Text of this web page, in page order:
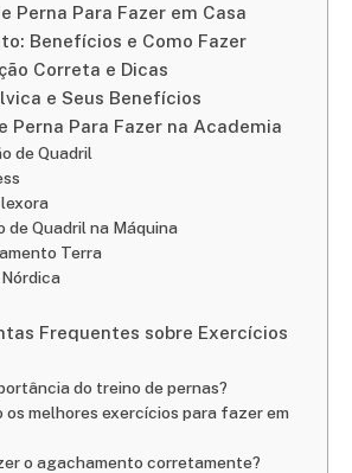
Perna Para Fazer em Casa
Benefícios e Como Fazer
Correta e Dicas
e Seus Benefícios
Perna Para Fazer na Academia
de Quadril
de Quadril na Máquina
Terra
Frequentes sobre Exercícios
do treino de pernas?
os melhores exercícios para fazer em
o agachamento corretamente?